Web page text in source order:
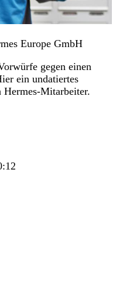
Europe GmbH
gegen einen
ein undatiertes
Mitarbeiter.